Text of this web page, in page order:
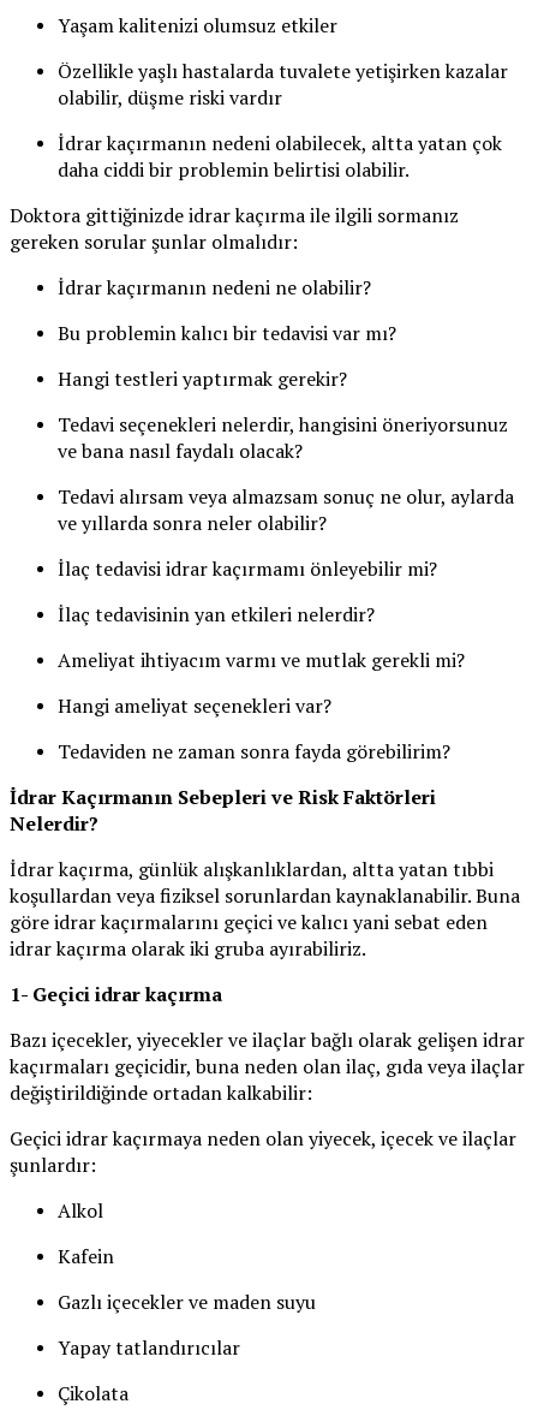
Yaşam kalitenizi olumsuz etkiler
Özellikle yaşlı hastalarda tuvalete yetişirken kazalar
olabilir, düşme riski vardır
İdrar kaçırmanın nedeni olabilecek, altta yatan çok
daha ciddi bir problemin belirtisi olabilir.
Doktora gittiğinizde idrar kaçırma ile ilgili sormanız
gereken sorular şunlar olmalıdır:
İdrar kaçırmanın nedeni ne olabilir?
Bu problemin kalıcı bir tedavisi var mı?
Hangi testleri yaptırmak gerekir?
Tedavi seçenekleri nelerdir, hangisini öneriyorsunuz
ve bana nasıl faydalı olacak?
Tedavi alırsam veya almazsam sonuç ne olur, aylarda
ve yıllarda sonra neler olabilir?
İlaç tedavisi idrar kaçırmamı önleyebilir mi?
İlaç tedavisinin yan etkileri nelerdir?
Ameliyat ihtiyacım varmı ve mutlak gerekli mi?
Hangi ameliyat seçenekleri var?
Tedaviden ne zaman sonra fayda görebilirim?
İdrar Kaçırmanın Sebepleri ve Risk Faktörleri
Nelerdir?
İdrar kaçırma, günlük alışkanlıklardan, altta yatan tıbbi
koşullardan veya fiziksel sorunlardan kaynaklanabilir. Buna
göre idrar kaçırmalarını geçici ve kalıcı yani sebat eden
idrar kaçırma olarak iki gruba ayırabiliriz.
1- Geçici idrar kaçırma
Bazı içecekler, yiyecekler ve ilaçlar bağlı olarak gelişen idrar
kaçırmaları geçicidir, buna neden olan ilaç, gıda veya ilaçlar
değiştirildiğinde ortadan kalkabilir:
Geçici idrar kaçırmaya neden olan yiyecek, içecek ve ilaçlar
şunlardır:
Alkol
Kafein
Gazlı içecekler ve maden suyu
Yapay tatlandırıcılar
Çikolata